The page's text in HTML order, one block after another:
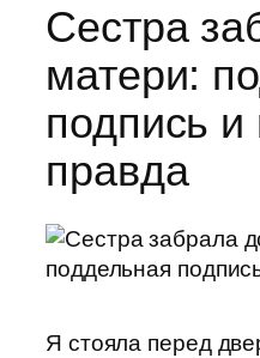
Сестра
матери:
подпись и
правда
Я стояла перед